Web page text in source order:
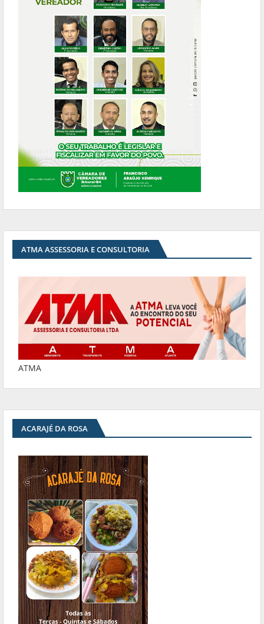
ATMA ASSESSORIA E CONSULTORIA
ATMA
ACARAJÉ DA ROSA